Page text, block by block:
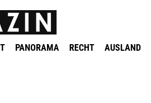
PANORAMA RECHT AUSLAND